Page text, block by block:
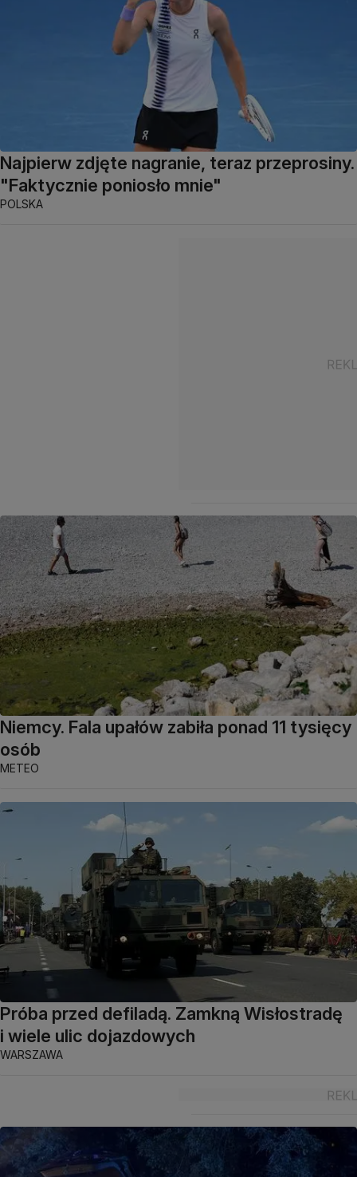
Najpierw zdjęte nagranie, teraz przeprosiny.
"Faktycznie poniosło mnie"
POLSKA
Niemcy. Fala upałów zabiła ponad 11 tysięcy
osób
METEO
Próba przed defiladą. Zamkną Wisłostradę
i wiele ulic dojazdowych
WARSZAWA